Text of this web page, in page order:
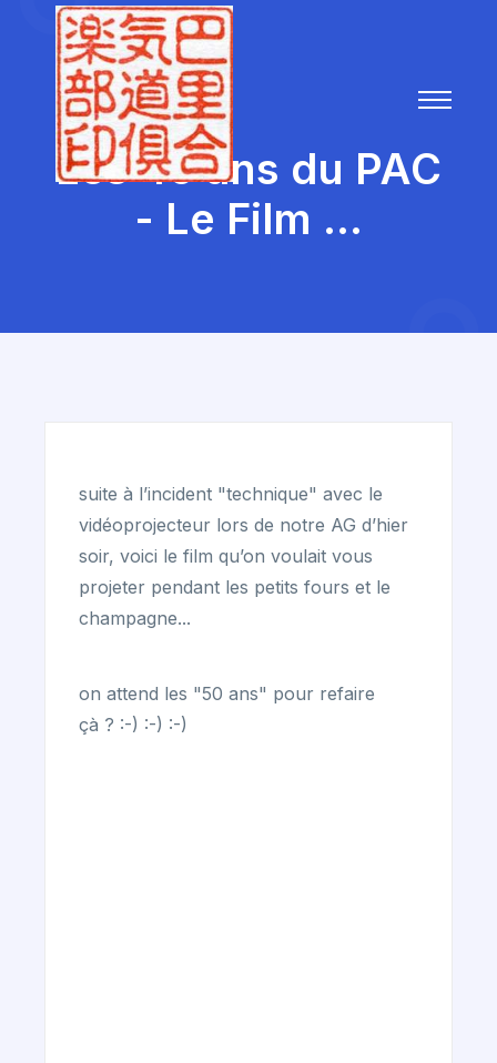
Les 40 ans du PAC
- Le Film ...
suite à l’incident "technique" avec le
vidéoprojecteur lors de notre AG d’hier
soir, voici le film qu’on voulait vous
projeter pendant les petits fours et le
champagne...
on attend les "50 ans" pour refaire
çà ? :-) :-) :-)